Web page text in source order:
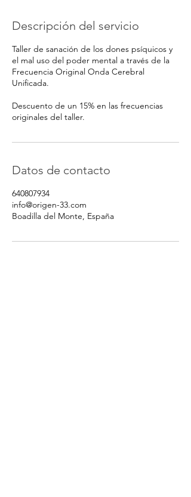
Descripción del servicio
Taller de sanación de los dones psíquicos y
el mal uso del poder mental a través de la
Frecuencia Original Onda Cerebral
Unificada.
Descuento de un 15% en las frecuencias
originales del taller.
Datos de contacto
640807934
info@origen-33.com
Boadilla del Monte, España